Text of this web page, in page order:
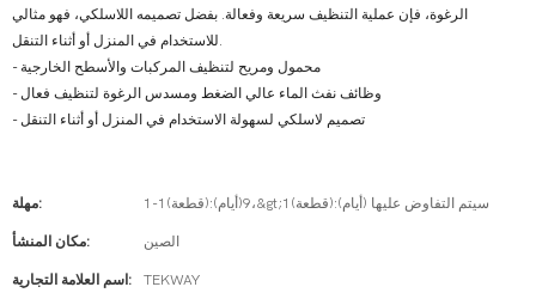
الرغوة، فإن عملية التنظيف سريعة وفعالة. بفضل تصميمه اللاسلكي، فهو مثالي
للاستخدام في المنزل أو أثناء التنقل.
- محمول ومريح لتنظيف المركبات والأسطح الخارجية
- وظائف نفث الماء عالي الضغط ومسدس الرغوة لتنظيف فعال
- تصميم لاسلكي لسهولة الاستخدام في المنزل أو أثناء التنقل
مهلة: 1-1(قطعة):9(أيام)،&gt;1(قطعة):سيتم التفاوض عليها (أيام)
مكان المنشأ: الصين
اسم العلامة التجارية: TEKWAY